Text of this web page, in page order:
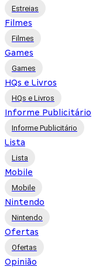
Estreias
Filmes
Filmes
Games
Games
HQs e Livros
HQs e Livros
Informe Publicitário
Informe Publicitário
Lista
Lista
Mobile
Mobile
Nintendo
Nintendo
Ofertas
Ofertas
Opinião